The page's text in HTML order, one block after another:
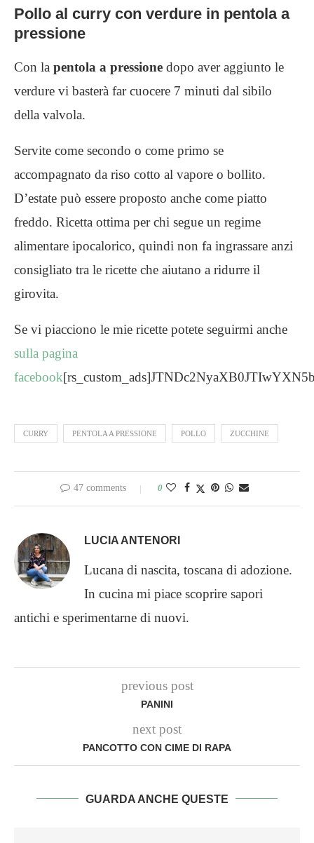
Pollo al curry con verdure in pentola a
pressione
Con la pentola a pressione dopo aver aggiunto le
verdure vi basterà far cuocere 7 minuti dal sibilo
della valvola.
Servite come secondo o come primo se
accompagnato da riso cotto al vapore o bollito.
D’estate può essere proposto anche come piatto
freddo. Ricetta ottima per chi segue un regime
alimentare ipocalorico, quindi non fa ingrassare anzi
consigliato tra le ricette che aiutano a ridurre il
girovita.
Se vi piacciono le mie ricette potete seguirmi anche
sulla pagina
facebook
CURRY PENTOLA A PRESSIONE POLLO ZUCCHINE
47 comments 0
LUCIA ANTENORI
Lucana di nascita, toscana di adozione.
In cucina mi piace scoprire sapori
antichi e sperimentarne di nuovi.
previous post
PANINI
next post
PANCOTTO CON CIME DI RAPA
GUARDA ANCHE QUESTE